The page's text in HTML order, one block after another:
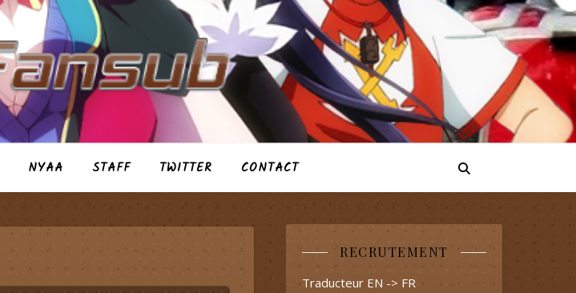
NYAA STAFF TWITTER CONTACT
RECRUTEMENT
Traducteur EN -> FR